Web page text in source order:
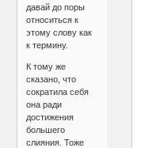
давай до поры
относиться к
этому слову как
к термину.
К тому же
сказано, что
сократила себя
она ради
достижения
большего
слияния. Тоже